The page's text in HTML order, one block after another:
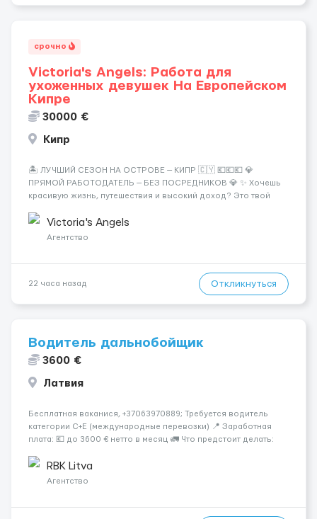
срочно
Victoria's Angels: Работа для
ухоженных девушек На Европейском
Кипре
30000 €
Кипр
🏝️ ЛУЧШИЙ СЕЗОН НА ОСТРОВЕ — КИПР 🇨🇾 💶💶💶 💎
ПРЯМОЙ РАБОТОДАТЕЛЬ — БЕЗ ПОСРЕДНИКОВ 💎 ✨ Хочешь
красивую жизнь, путешествия и высокий доход? Это твой
Опытная команда с годами практики — Стабильный поток
клиентов (без ...
Victoria's Angels
Агентство
22 часа назад Откликнуться
Водитель дальнобойщик
3600 €
Латвия
Бесплатная ваканися, +37063970889; Требуется водитель
категории C+E (международные перевозки) 📍 Заработная
плата: 💶 до 3600 € нетто в месяц 🚛 Что предстоит делать:
среднем 400–500 км в день. Погр...
RBK Litva
Агентство